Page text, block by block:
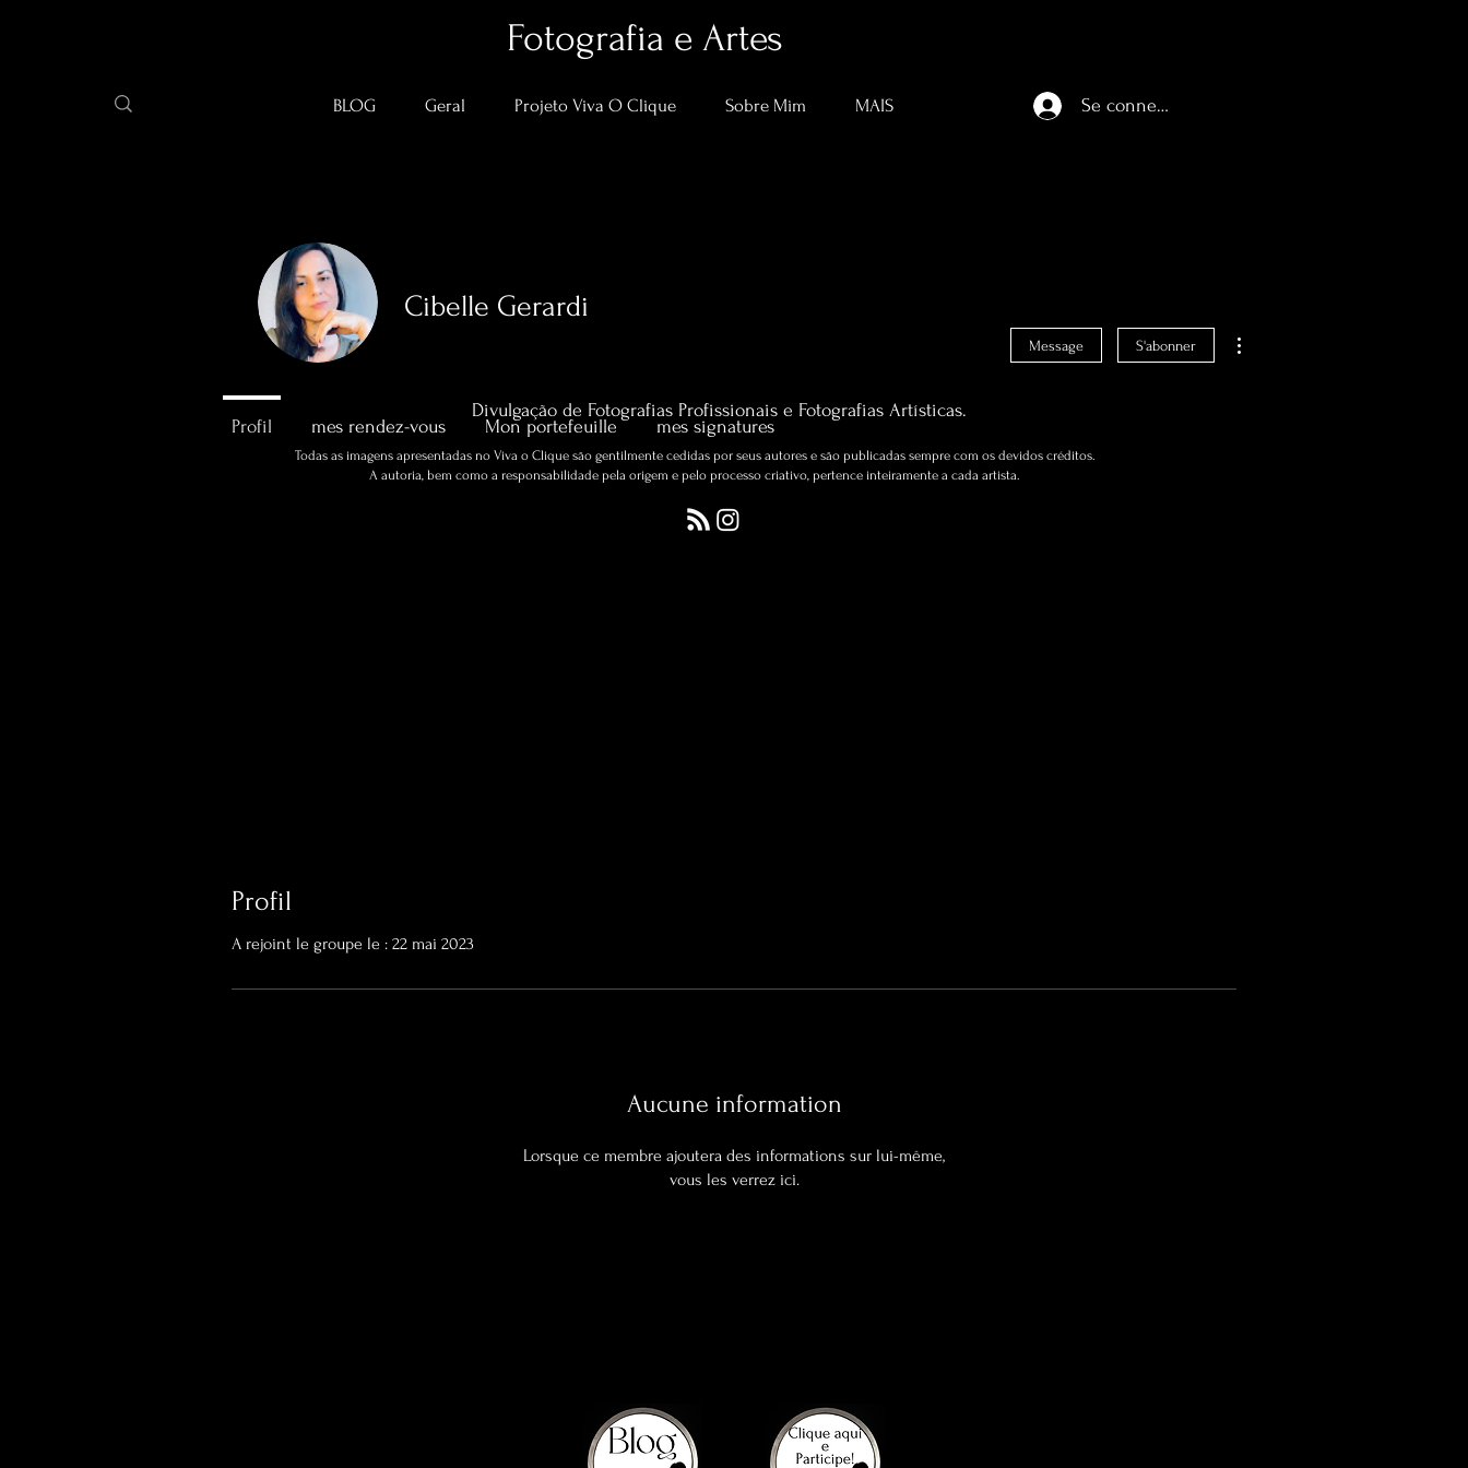
Fotografia e Artes
BLOG Geral Projeto Viva O Clique Sobre Mim MAIS Se connecter
Divulgação de Fotografias Profissionais e Fotografias Artísticas.
Todas as imagens apresentadas no Viva o Clique são gentilmente cedidas por seus autores e são publicadas sempre com os devidos créditos.
A autoria, bem como a responsabilidade pela origem e pelo processo criativo, pertence inteiramente a cada artista.
Profil
A rejoint le groupe le : 22 mai 2023
Aucune information
Lorsque ce membre ajoutera des informations sur lui-même,
vous les verrez ici.
Cibelle Gerardi
Message S'abonner
Profil mes rendez-vous Mon portefeuille mes signatures